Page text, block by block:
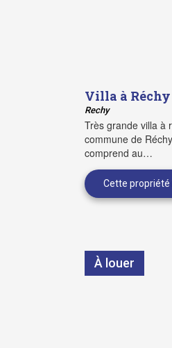
Villa à Réchy
Rechy
Très grande villa à
commune de
comprend au…
À louer